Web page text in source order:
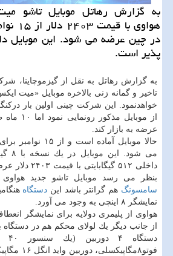
در چین عرضه می شود. این موبایل
پذیر است.
به گزارش رهاتل به نقل از گیزموچاینا،
از موبایل
عرضه به بازار كند.
حالا موبایل آماده است و از ۱۵ نوامبر برای
داخلی ۵۱۲
بنظر می رسد موبایل تاشو جدید
سامسونگ هم گرانتر باشد این دستگاه
نمایشگر ۸ اینچی به وجود می آورد.
هواوی از پلیمری دولایه برای نمایشگر
از جانب دیگر یك لولای محكم هم در